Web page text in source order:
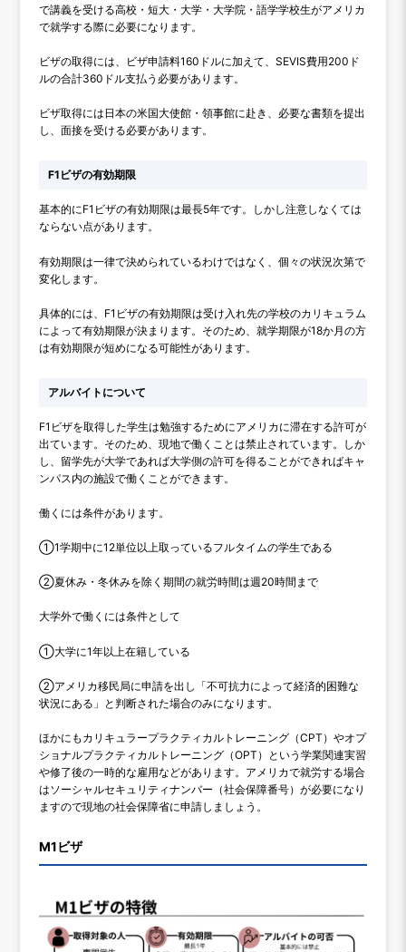
で講義を受ける高校・短大・大学・大学院・語学学校生がアメリカ
で就学する際に必要になります。
ビザの取得には、ビザ申請料160ドルに加えて、SEVIS費用200ド
ルの合計360ドル支払う必要があります。
ビザ取得には日本の米国大使館・領事館に赴き、必要な書類を提出
し、面接を受ける必要があります。
F1ビザの有効期限
基本的にF1ビザの有効期限は最長5年です。しかし注意しなくては
ならない点があります。
有効期限は一律で決められているわけではなく、個々の状況次第で
変化します。
具体的には、F1ビザの有効期限は受け入れ先の学校のカリキュラム
によって有効期限が決まります。そのため、就学期限が18か月の方
は有効期限が短めになる可能性があります。
アルバイトについて
F1ビザを取得した学生は勉強するためにアメリカに滞在する許可が
出ています。そのため、現地で働くことは禁止されています。しか
し、留学先が大学であれば大学側の許可を得ることができればキャ
ンパス内の施設で働くことができます。
働くには条件があります。
①1学期中に12単位以上取っているフルタイムの学生である
②夏休み・冬休みを除く期間の就労時間は週20時間まで
大学外で働くには条件として
①大学に1年以上在籍している
②アメリカ移民局に申請を出し「不可抗力によって経済的困難な
状況にある」と判断された場合のみになります。
ほかにもカリキュラープラクティカルトレーニング（CPT）やオプ
ショナルプラクティカルトレーニング（OPT）という学業関連実習
や修了後の一時的な雇用などがあります。アメリカで就労する場合
はソーシャルセキュリティナンバー（社会保障番号）が必要になり
ますので現地の社会保障省に申請しましょう。
M1ビザ